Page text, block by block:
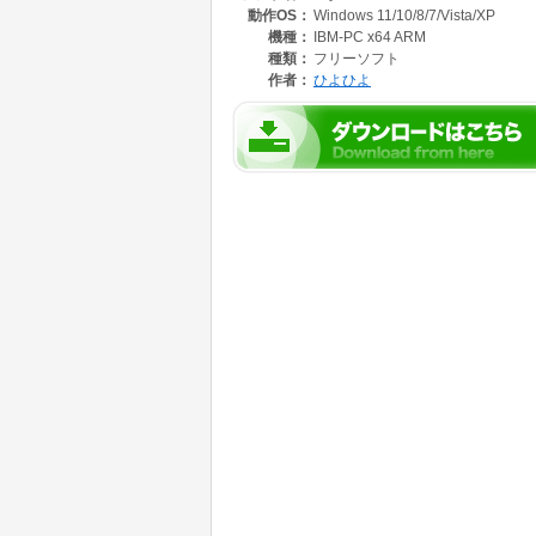
・常駐機能
・健康状態の変化や高温時の警報 (常駐時)
・ディスクごとの温度アイコン (常駐時)
・最大 32 台に対応
・ディスクの回転数に対応 (比較的新しい一部
・ハイブリッド HDD に対応 (NV キャッシュサ
・詳細なテキストコピー
・テーマ変更機能
動作OS： Windows 11/10/8/7/Vista/XP
機種：
IBM-PC x64 ARM
種類： フリーソフト
作者： ひよひよ